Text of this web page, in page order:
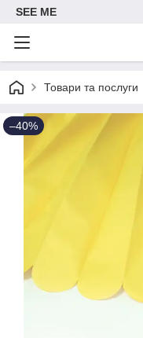
SEE ME
Товари та послуги
–40%